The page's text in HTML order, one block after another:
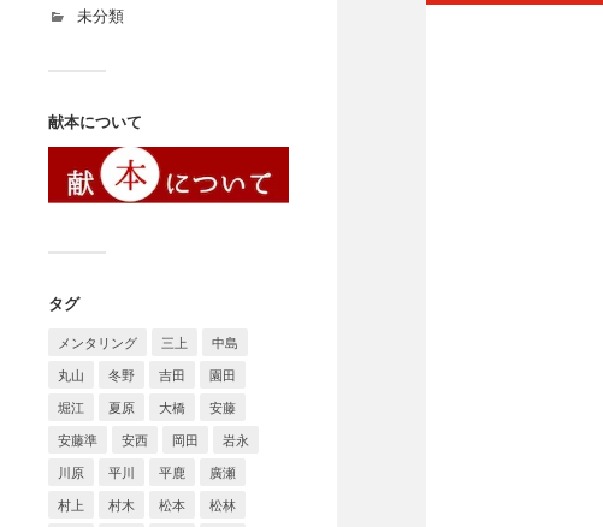
未分類
献本について
タグ
メンタリング 三上 中島
丸山 冬野 吉田 園田
堀江 夏原 大橋 安藤
安藤準 安西 岡田 岩永
川原 平川 平鹿 廣瀬
村上 村木 松本 松林